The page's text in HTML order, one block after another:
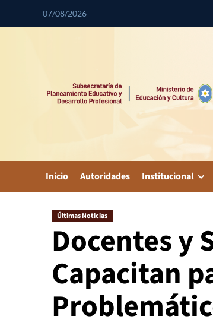
07/08/2026
Inicio Autoridades Institucional
Últimas Noticias
Docentes y
Capacitan